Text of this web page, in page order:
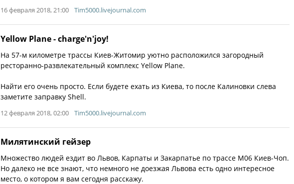
16 февраля 2018, 21:00 Tim5000.livejournal.com
Yellow Plane - charge'n'joy!
На 57-м километре трассы Киев-Житомир уютно расположился загородный
ресторанно-развлекательный комплекс Yellow Plane.
Найти его очень просто. Если будете ехать из Киева, то после Калиновки слева
заметите заправку Shell.
12 февраля 2018, 02:00 Tim5000.livejournal.com
Милятинский гейзер
Множество людей ездит во Львов, Карпаты и Закарпатье по трассе M06 Киев-Чоп.
Но далеко не все знают, что немного не доезжая Львова есть одно интересное
место, о котором я вам сегодня расскажу.